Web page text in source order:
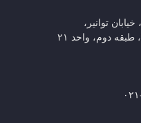
توانیر،